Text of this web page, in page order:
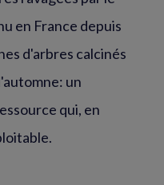
en France depuis
d'arbres calcinés
un
qui, en